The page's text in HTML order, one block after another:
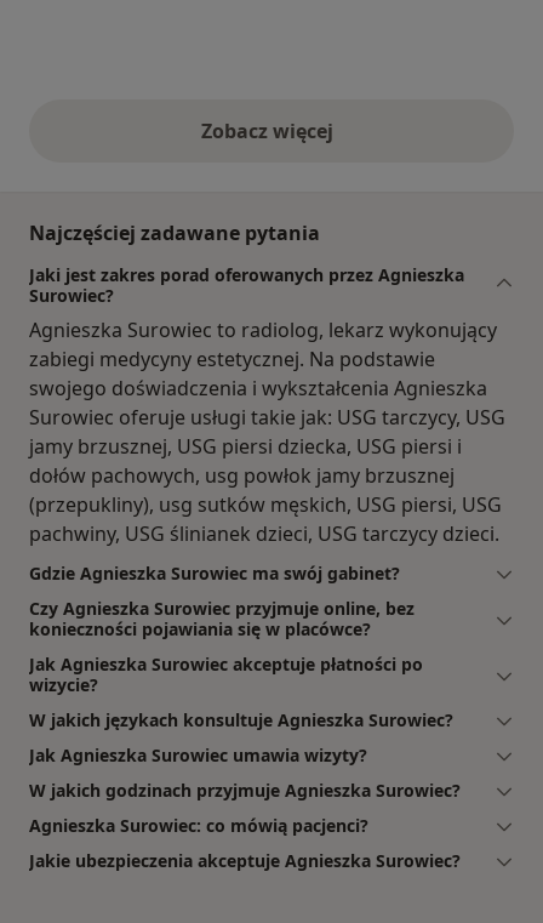
Zobacz więcejopinie powyżej
Najczęściej zadawane pytania
Jaki jest zakres porad oferowanych przez Agnieszka
Surowiec?
Agnieszka Surowiec to radiolog, lekarz wykonujący
zabiegi medycyny estetycznej. Na podstawie
swojego doświadczenia i wykształcenia Agnieszka
Surowiec oferuje usługi takie jak: USG tarczycy, USG
jamy brzusznej, USG piersi dziecka, USG piersi i
dołów pachowych, usg powłok jamy brzusznej
(przepukliny), usg sutków męskich, USG piersi, USG
pachwiny, USG ślinianek dzieci, USG tarczycy dzieci.
Gdzie Agnieszka Surowiec ma swój gabinet?
Czy Agnieszka Surowiec przyjmuje online, bez
konieczności pojawiania się w placówce?
Jak Agnieszka Surowiec akceptuje płatności po
wizycie?
W jakich językach konsultuje Agnieszka Surowiec?
Jak Agnieszka Surowiec umawia wizyty?
W jakich godzinach przyjmuje Agnieszka Surowiec?
Agnieszka Surowiec: co mówią pacjenci?
Jakie ubezpieczenia akceptuje Agnieszka Surowiec?